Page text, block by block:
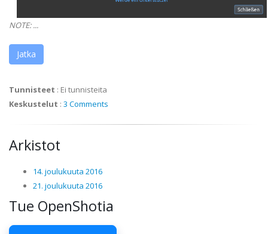
NOTE: ...
Jatka
Tunnisteet : Ei tunnisteita
Keskustelut : 3 Comments
Arkistot
14. joulukuuta 2016
21. joulukuuta 2016
Tue OpenShotia